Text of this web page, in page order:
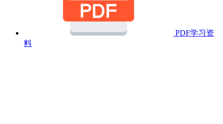
PDF学习资
料